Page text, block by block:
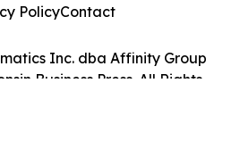
Inc. dba Affinity Group
Business Press. All Rights
PolicyContact